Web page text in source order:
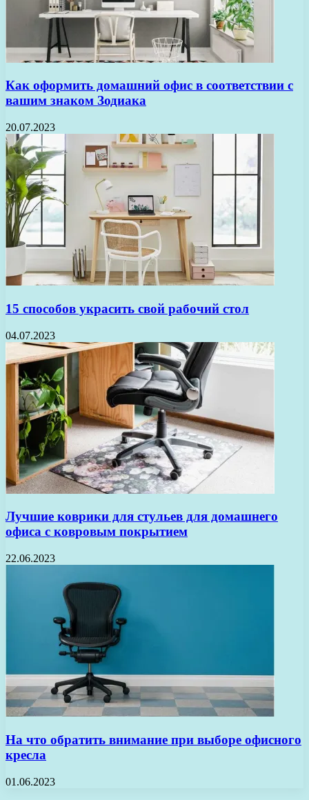
Как оформить домашний офис в соответствии с
вашим знаком Зодиака
20.07.2023
15 способов украсить свой рабочий стол
04.07.2023
Лучшие коврики для стульев для домашнего
офиса с ковровым покрытием
22.06.2023
На что обратить внимание при выборе офисного
кресла
01.06.2023